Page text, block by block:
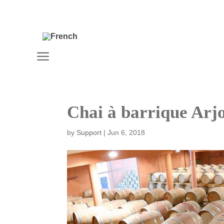
a
Chai à barrique
by Support |Jun 6, 2018